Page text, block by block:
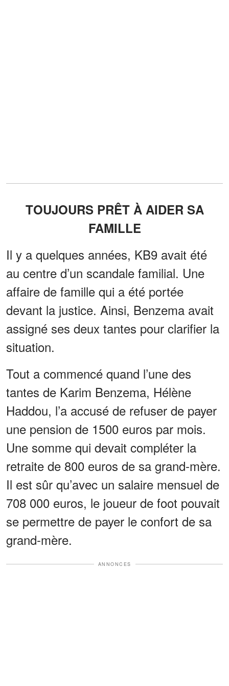
TOUJOURS PRÊT À AIDER SA
FAMILLE
Il y a quelques années, KB9 avait été
au centre d’un scandale familial. Une
affaire de famille qui a été portée
devant la justice. Ainsi, Benzema avait
assigné ses deux tantes pour clarifier la
situation.
Tout a commencé quand l’une des
tantes de Karim Benzema, Hélène
Haddou, l’a accusé de refuser de payer
une pension de 1500 euros par mois.
Une somme qui devait compléter la
retraite de 800 euros de sa grand-mère.
Il est sûr qu’avec un salaire mensuel de
708 000 euros, le joueur de foot pouvait
se permettre de payer le confort de sa
grand-mère.
ANNONCES